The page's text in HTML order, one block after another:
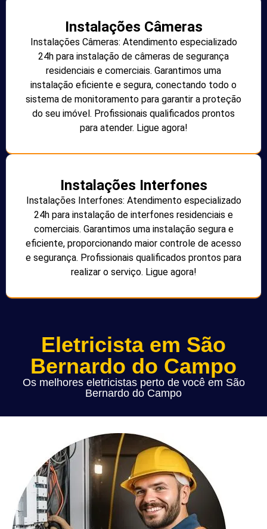
Instalações Câmeras
Instalações Câmeras: Atendimento especializado
24h para instalação de câmeras de segurança
residenciais e comerciais. Garantimos uma
instalação eficiente e segura, conectando todo o
sistema de monitoramento para garantir a proteção
do seu imóvel. Profissionais qualificados prontos
para atender. Ligue agora!
Instalações Interfones
Instalações Interfones: Atendimento especializado
24h para instalação de interfones residenciais e
comerciais. Garantimos uma instalação segura e
eficiente, proporcionando maior controle de acesso
e segurança. Profissionais qualificados prontos para
realizar o serviço. Ligue agora!
Eletricista em São
Bernardo do Campo
Os melhores eletricistas perto de você em São
Bernardo do Campo